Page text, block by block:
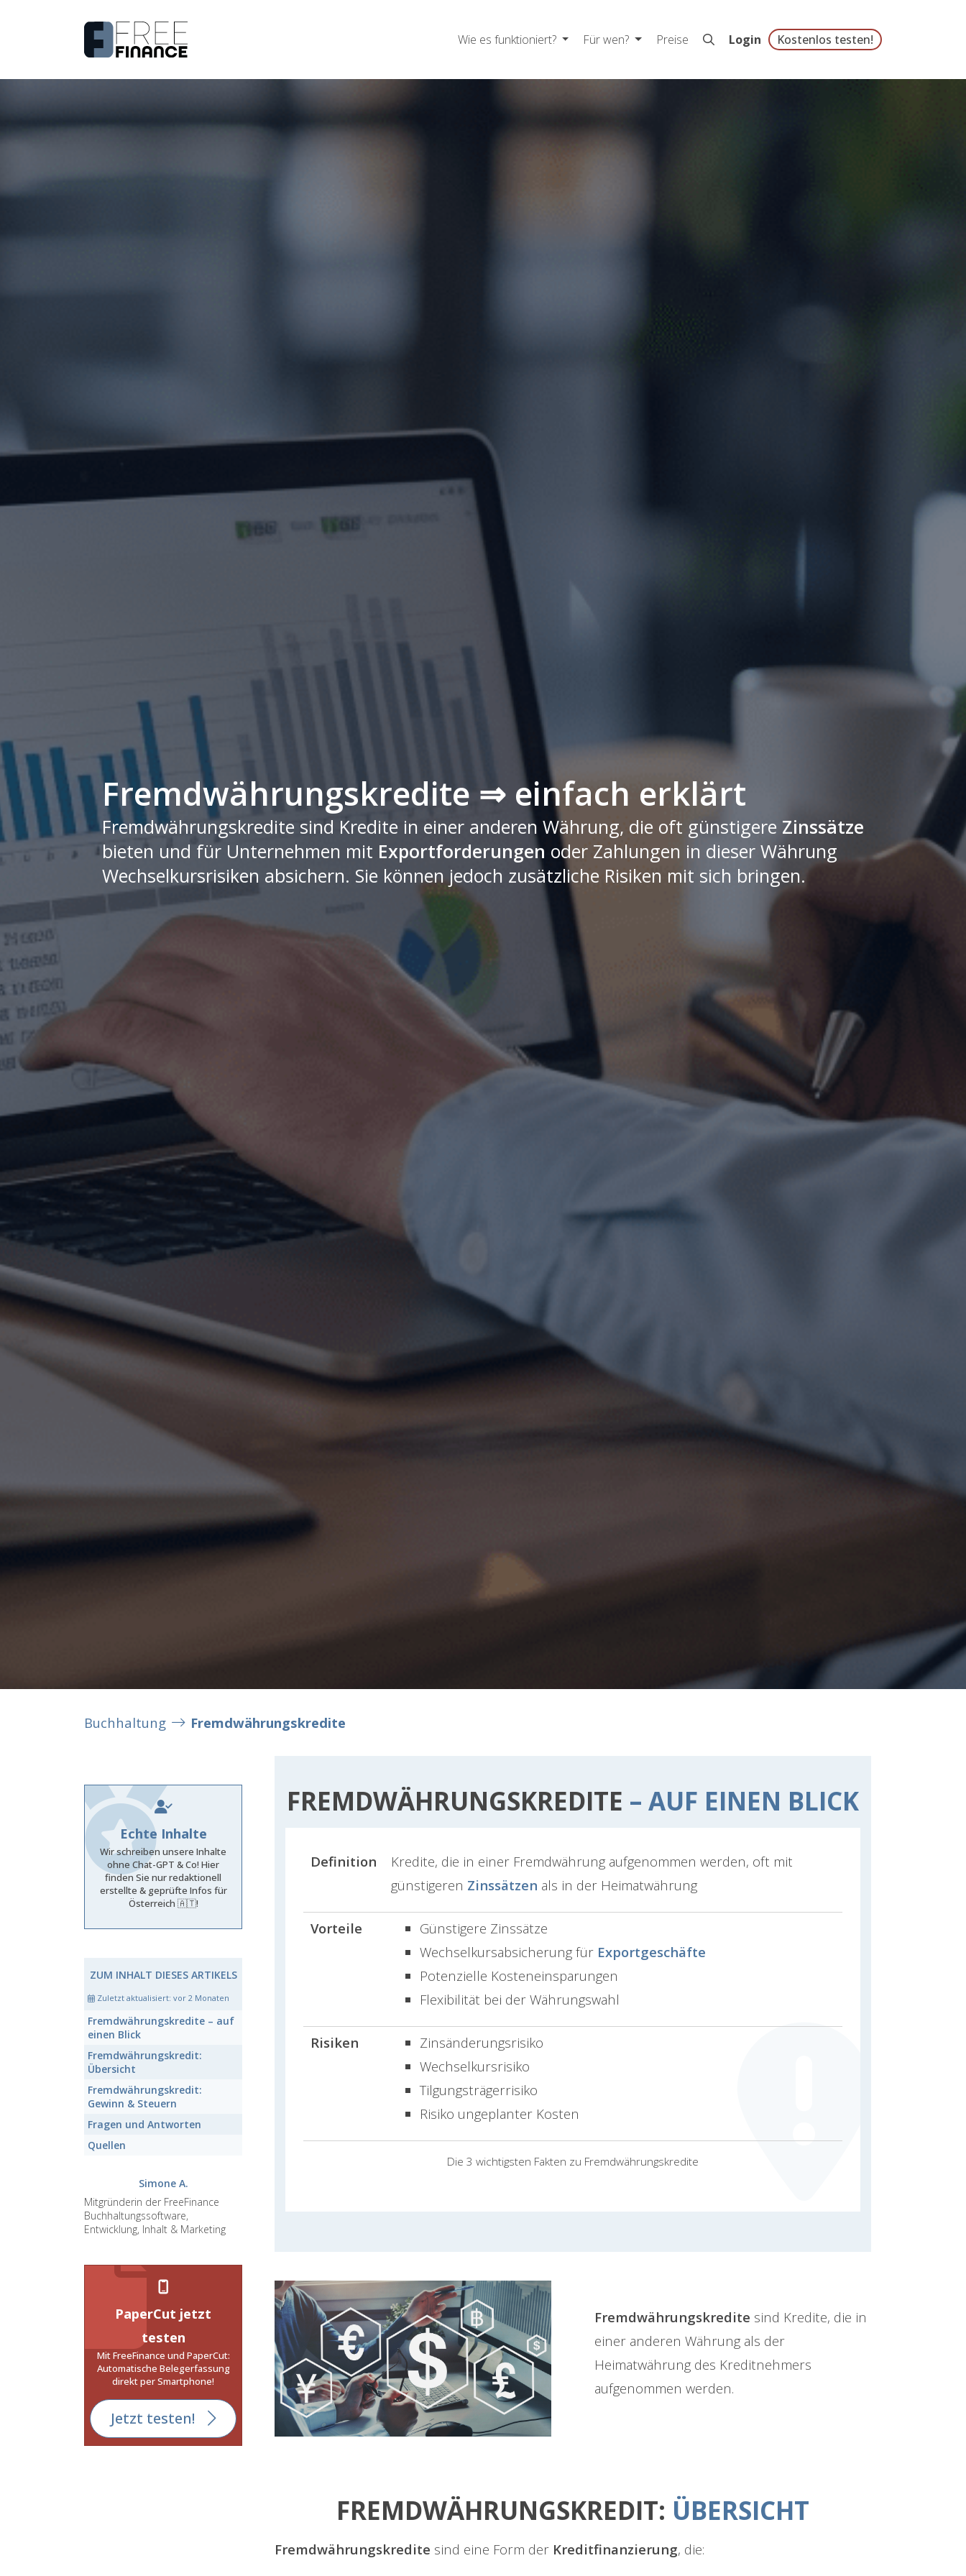
Wie es funktioniert? Für wen? Preise Login Kostenlos testen!
Fremdwährungskredite ⇒ einfach erklärt
Fremdwährungskredite sind Kredite in einer anderen Währung, die oft günstigere Zinssätze
bieten und für Unternehmen mit Exportforderungen oder Zahlungen in dieser Währung
Wechselkursrisiken absichern. Sie können jedoch zusätzliche Risiken mit sich bringen.
Buchhaltung Fremdwährungskredite
Echte Inhalte
Wir schreiben unsere Inhalte
ohne Chat-GPT & Co! Hier
finden Sie nur redaktionell
erstellte & geprüfte Infos für
Österreich 🇦🇹!
ZUM INHALT DIESES ARTIKELS
Zuletzt aktualisiert: vor 2 Monaten
Fremdwährungskredite – auf
einen Blick
Fremdwährungskredit:
Übersicht
Fremdwährungskredit:
Gewinn & Steuern
Fragen und Antworten
Quellen
Simone A.
Mitgründerin der FreeFinance
Buchhaltungssoftware,
Entwicklung, Inhalt & Marketing
PaperCut jetzt
testen
Mit FreeFinance und PaperCut:
Automatische Belegerfassung
direkt per Smartphone!
Jetzt testen!
FREMDWÄHRUNGSKREDITE – AUF EINEN BLICK
Die 3 wichtigsten Fakten zu Fremdwährungskredite
Definition
Kredite, die in einer Fremdwährung aufgenommen werden, oft mit
günstigeren Zinssätzen als in der Heimatwährung
Vorteile
Günstigere Zinssätze
Wechselkursabsicherung für Exportgeschäfte
Potenzielle Kosteneinsparungen
Flexibilität bei der Währungswahl
Risiken
Zinsänderungsrisiko
Wechselkursrisiko
Tilgungsträgerrisiko
Risiko ungeplanter Kosten
Fremdwährungskredite sind Kredite, die in
einer anderen Währung als der
Heimatwährung des Kreditnehmers
aufgenommen werden.
FREMDWÄHRUNGSKREDIT: ÜBERSICHT
Fremdwährungskredite sind eine Form der Kreditfinanzierung, die: